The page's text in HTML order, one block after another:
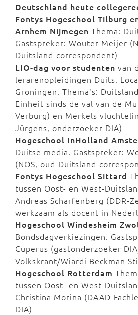
Deutschland heute
Fontys Hogeschool Tilburg
Arnhem Nijmegen Thema:
Gastspreker: Wouter Meijer
Duitsland-correspondent)
LIO-dag voor studenten van
lerarenopleidingen Duits.
Groningen. Thema's:
Einheit sinds de val van de
Verburg) en Merkels
Jürgens, onderzoeker DIA)
Hogeschool InHolland
Duitse media. Gastspreker:
(NOS, oud-Duitsland-
Fontys Hogeschool Sittard
tussen Oost- en West-
Andreas Scharfenberg (DDR-
werkzaam als docent in
Hogeschool Windesheim
Bondsdagverkiezingen.
Cuperus (gastonderzoeker
Volkskrant/Wiardi Beckman
Hogeschool Rotterdam
tussen Oost- en West-
Christina Morina (DAAD-
DIA)